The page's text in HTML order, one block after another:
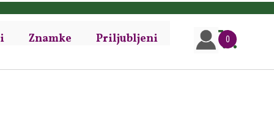
Znamke Priljubljeni 0